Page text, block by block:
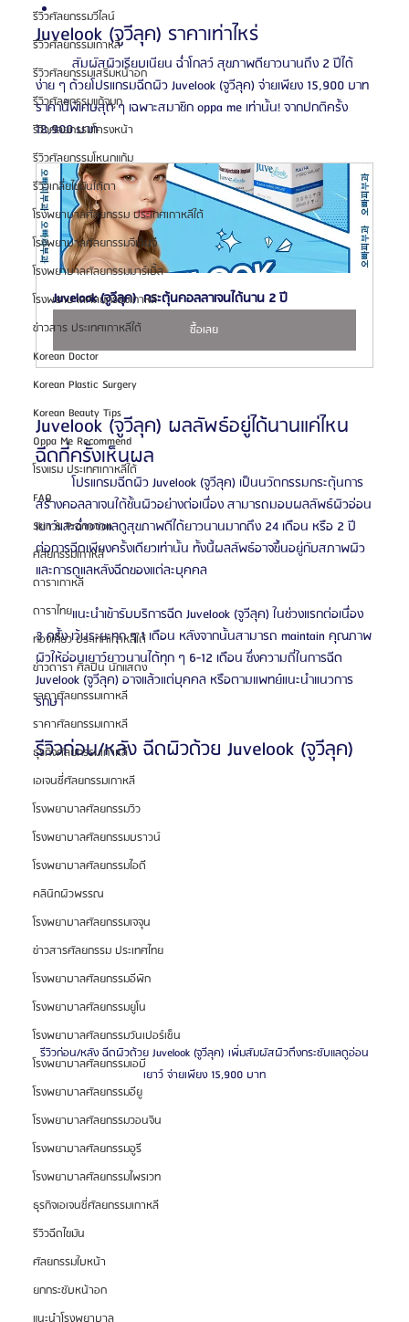
รีวิวศัลยกรรมวีไลน์
รีวิวศัลยกรรมเกาหลี
รีวิวศัลยกรรมเสริมหน้าอก
รีวิวศัลยกรรมแก้จมูก
รีวิวศัลยกรรมโครงหน้า
รีวิวศัลยกรรมโหนกแก้ม
รีวิวเกลี่ยไขมันใต้ตา
โรงพยาบาลศัลยกรรม ประเทศเกาหลีใต้
โรงพยาบาลศัลยกรรมจีเอ็นจี
โรงพยาบาลศัลยกรรมมาร์เบิ้ล
โรงพยาบาลศัลยกรรมเกาหลี
ข่าวสาร ประเทศเกาหลีใต้
Korean Doctor
Korean Plastic Surgery
Korean Beauty Tips
Oppa Me Recommend
โรงแรม ประเทศเกาหลีใต้
FAQ
Skin & Promotion
ศัลยกรรมเกาหลี
ดาราเกาหลี
ดาราไทย
ท่องเที่ยว ประเทศเกาหลีใต้
ข่าวดารา ศิลปิน นักแสดง
ราคาศัลยกรรมเกาหลี
ราคาศัลยกรรมเกาหลี
ธุรกิจศัลยกรรมเกาหลี
เอเจนซี่ศัลยกรรมเกาหลี
โรงพยาบาลศัลยกรรมวิว
โรงพยาบาลศัลยกรรมบราวน์
โรงพยาบาลศัลยกรรมไอดี
คลินิกผิวพรรณ
โรงพยาบาลศัลยกรรมเจจุน
ข่าวสารศัลยกรรม ประเทศไทย
โรงพยาบาลศัลยกรรมอีพิก
โรงพยาบาลศัลยกรรมยูโน
โรงพยาบาลศัลยกรรมวันเปอร์เซ็น
โรงพยาบาลศัลยกรรมเอบี
โรงพยาบาลศัลยกรรมอียู
โรงพยาบาลศัลยกรรมวอนจิน
โรงพยาบาลศัลยกรรมอูรี
โรงพยาบาลศัลยกรรมไพรเวท
ธุรกิจเอเจนซี่ศัลยกรรมเกาหลี
รีวิวฉีดไขมัน
ศัลยกรรมใบหน้า
ยกกระชับหน้าอก
Juvelook (จูวีลุค) ราคาเท่าไหร่
	สัมผัสผิวเรียบเนียน ฉ่ำโกลว์ สุขภาพดียาวนานถึง 2 ปีได้
ง่าย ๆ ด้วยโปรแกรมฉีดผิว Juvelook (จูวีลุค) จ่ายเพียง 15,900 บาท
ราคานี้พิเศษสุด ๆ เฉพาะสมาชิก oppa me เท่านั้น! จากปกติครั้ง
18,900 บาท
Juvelook (จูวีลุค)  กระตุ้นคอลลาเจนได้นาน 2 ปี
ซื้อเลย
Juvelook (จูวีลุค) ผลลัพธ์อยู่ได้นานแค่ไหน
ฉีดกี่ครั้งเห็นผล
	โปรแกรมฉีดผิว Juvelook (จูวีลุค) เป็นนวัตกรรมกระตุ้นการ
สร้างคอลลาเจนใต้ชั้นผิวอย่างต่อเนื่อง สามารถมอบผลลัพธ์ผิวอ่อน
เยาว์และฉ่ำวาวแลดูสุขภาพดีได้ยาวนานมากถึง 24 เดือน หรือ 2 ปี
ต่อการฉีดเพียงครั้งเดียวเท่านั้น ทั้งนี้ผลลัพธ์อาจขึ้นอยู่กับสภาพผิว
และการดูแลหลังฉีดของแต่ละบุคคล
	แนะนำเข้ารับบริการฉีด Juvelook (จูวีลุค) ในช่วงแรกต่อเนื่อง
3 ครั้ง เว้นระยะทุก ๆ 1 เดือน หลังจากนั้นสามารถ maintain คุณภาพ
ผิวให้อ่อนเยาว์ยาวนานได้ทุก ๆ 6-12 เดือน ซึ่งความถี่ในการฉีด
Juvelook (จูวีลุค) อาจแล้วแต่บุคคล หรือตามแพทย์แนะนำแนวการ
รักษา
รีวิวก่อน/หลัง ฉีดผิวด้วย Juvelook (จูวีลุค)
รีวิวก่อน/หลัง ฉีดผิวด้วย Juvelook (จูวีลุค) เพิ่มสัมผัสผิวตึงกระชับแลดูอ่อน
เยาว์ จ่ายเพียง 15,900 บาท